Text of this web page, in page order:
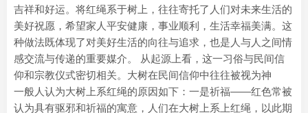
吉祥和好运。将红绳系于树上，往往寄托了人们对未来生活的
美好祝愿，希望家人平安健康，事业顺利，生活幸福美满。这
种做法既体现了对美好生活的向往与追求，也是人与人之间情
感交流与传递的重要媒介。 从起源上看，这一习俗与民间信
仰和宗教仪式密切相关。大树在民间信仰中往往被视为神
一般人认为大树上系红绳的原因如下：一是祈福——红色常被
认为具有驱邪和祈福的寓意，人们在大树上系上红绳，以此期